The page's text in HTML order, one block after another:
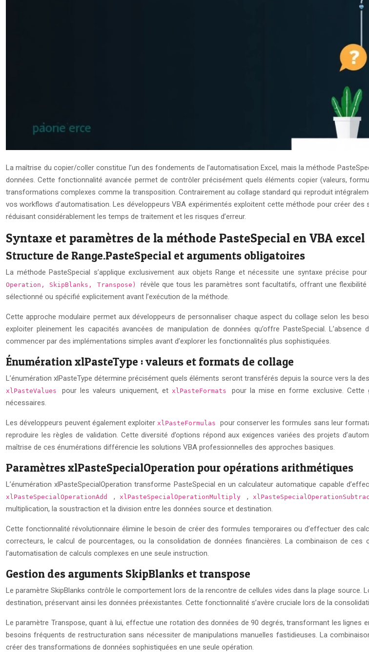
La maîtrise du copier/coller constitue l’un des fondements de l’automatisation Excel, mais la méthode
données. Cette fonctionnalité avancée permet de contrôler précisément quels éléments copier (valeurs,
transformations complexes comme la transposition. Contrairement au collage standard qui reproduit
vos workflows d’automatisation. Les développeurs VBA expérimentés exploitent cette méthode pour créer
réduisant considérablement les temps de traitement et les risques d’erreur.
Syntaxe et paramètres de la méthode PasteSpecial en VBA excel
Structure de Range.PasteSpecial et arguments obligatoires
La méthode PasteSpecial s’applique exclusivement aux objets Range et nécessite une syntaxe précise
Operation, SkipBlanks, Transpose) révèle que tous les paramètres sont facultatifs, offrant une flexibilité
sélectionné ou spécifié explicitement avant l’exécution de la méthode.
Cette approche modulaire permet aux développeurs de personnaliser chaque aspect du collage selon les
exploiter pleinement les capacités avancées de manipulation de données qu’offre PasteSpecial.
commencer par des implémentations simples avant d’explorer les fonctionnalités plus sophistiquées.
Énumération xlPasteType : valeurs et formats de collage
L’énumération xlPasteType détermine précisément quels éléments seront transférés depuis la source vers la
xlPasteValuespour les valeurs uniquement, et xlPasteFormats pour la mise en forme exclusive. Cette
nécessaires.
Les développeurs peuvent également exploiter xlPasteFormulas pour conserver les formules sans leur
reproduire les règles de validation. Cette diversité d’options répond aux exigences variées des projets
maîtrise de ces énumérations différencie les solutions VBA professionnelles des approches basiques.
Paramètres xlPasteSpecialOperation pour opérations arithmétiques
L’énumération xlPasteSpecialOperation transforme PasteSpecial en un calculateur automatique capable
xlPasteSpecialOperationAdd , xlPasteSpecialOperationMultiply ,
multiplication, la soustraction et la division entre les données source et destination.
Cette fonctionnalité révolutionnaire élimine le besoin de créer des formules temporaires ou d’effectuer des
correcteurs, le calcul de pourcentages, ou la consolidation de données financières. La combinaison de
l’automatisation de calculs complexes en une seule instruction.
Gestion des arguments SkipBlanks et transpose
Le paramètre SkipBlanks contrôle le comportement lors de la rencontre de cellules vides dans la plage source.
destination, préservant ainsi les données préexistantes. Cette fonctionnalité s’avère cruciale lors de la
Le paramètre Transpose, quant à lui, effectue une rotation des données de 90 degrés, transformant les
besoins fréquents de restructuration sans nécessiter de manipulations manuelles fastidieuses. La
créer des transformations de données sophistiquées en une seule opération.